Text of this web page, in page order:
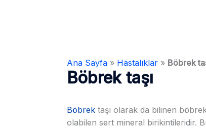
Ana Sayfa » Hastalıklar » Böbrek
Böbrek taşı
Böbrek taşı olarak da bilinen
olabilen sert mineral birikintileridir.